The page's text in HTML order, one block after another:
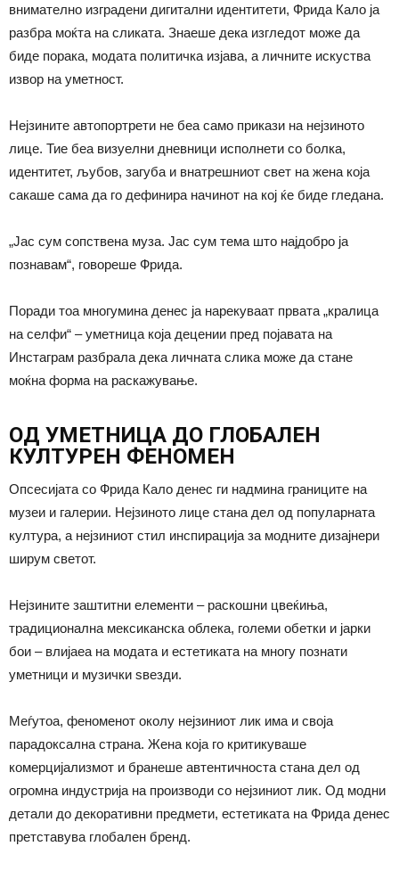
внимателно изградени дигитални идентитети, Фрида Кало ја
разбра моќта на сликата. Знаеше дека изгледот може да
биде порака, модата политичка изјава, а личните искуства
извор на уметност.
Нејзините автопортрети не беа само прикази на нејзиното
лице. Тие беа визуелни дневници исполнети со болка,
идентитет, љубов, загуба и внатрешниот свет на жена која
сакаше сама да го дефинира начинот на кој ќе биде гледана.
„Јас сум сопствена муза. Јас сум тема што најдобро ја
познавам“, говореше Фрида.
Поради тоа многумина денес ја нарекуваат првата „кралица
на селфи“ – уметница која децении пред појавата на
Инстаграм разбрала дека личната слика може да стане
моќна форма на раскажување.
ОД УМЕТНИЦА ДО ГЛОБАЛЕН
КУЛТУРЕН ФЕНОМЕН
Опсесијата со Фрида Кало денес ги надмина границите на
музеи и галерии. Нејзиното лице стана дел од популарната
култура, а нејзиниот стил инспирација за модните дизајнери
ширум светот.
Нејзините заштитни елементи – раскошни цвеќиња,
традиционална мексиканска облека, големи обетки и јарки
бои – влијаеа на модата и естетиката на многу познати
уметници и музички ѕвезди.
Меѓутоа, феноменот околу нејзиниот лик има и своја
парадоксална страна. Жена која го критикуваше
комерцијализмот и бранеше автентичноста стана дел од
огромна индустрија на производи со нејзиниот лик. Од модни
детали до декоративни предмети, естетиката на Фрида денес
претставува глобален бренд.